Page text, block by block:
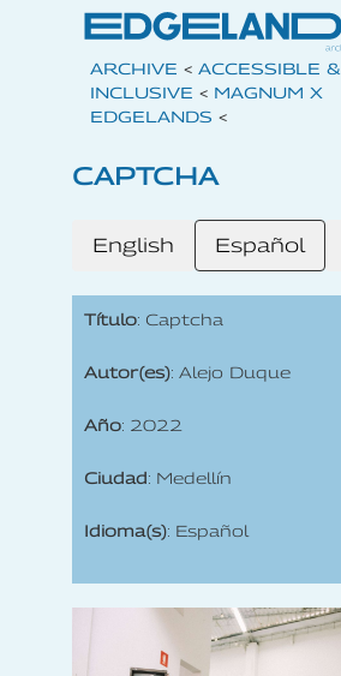
ARCHIVE < ACCESSIBLE &
INCLUSIVE < MAGNUM X
EDGELANDS <
CAPTCHA
English Español
Título: Captcha
Autor(es): Alejo Duque
Año: 2022
Ciudad: Medellín
Idioma(s): Español